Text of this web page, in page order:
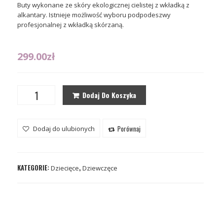
Buty wykonane ze skóry ekologicznej cielistej z wkładką z
alkantary. Istnieje możliwość wyboru podpodeszwy
profesjonalnej z wkładką skórzaną.
299.00zł
Dodaj Do Koszyka
Dodaj do ulubionych Porównaj
KATEGORIE: Dziecięce, Dziewczęce